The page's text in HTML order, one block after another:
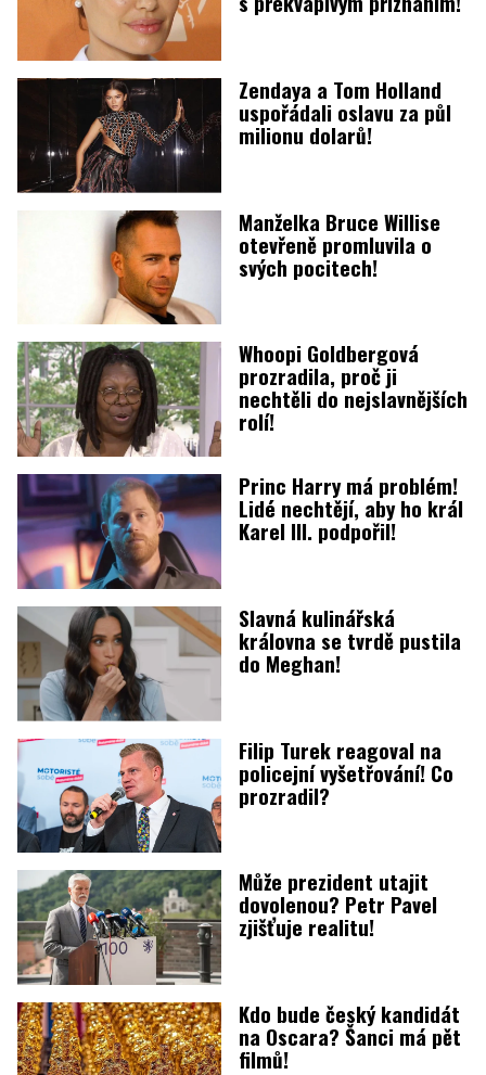
Zendaya a Tom Holland
uspořádali oslavu za půl
milionu dolarů!
Manželka Bruce Willise
otevřeně promluvila o
svých pocitech!
Whoopi Goldbergová
prozradila, proč ji
nechtěli do nejslavnějších
rolí!
Princ Harry má problém!
Lidé nechtějí, aby ho král
Karel III. podpořil!
Slavná kulinářská
královna se tvrdě pustila
do Meghan!
Filip Turek reagoval na
policejní vyšetřování! Co
prozradil?
Může prezident utajit
dovolenou? Petr Pavel
zjišťuje realitu!
Kdo bude český kandidát
na Oscara? Šanci má pět
filmů!